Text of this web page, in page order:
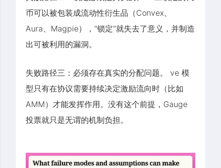
币可以被包装成流动性衍生品（Convex、
Aura、Magpie），"锁定"就失去了意义，并制造
出可被利用的漏洞。
失败路径三：必须存在真实的分配问题。
ve 模
型只有在协议需要持续决定激励流向时（比如
AMM）才能发挥作用。没有这个前提，Gauge
投票就只是无谓的机制负担。